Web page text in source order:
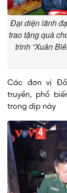
Đại diện lãnh
trao tặng quà
trình “Xuân
Các đơn vị
truyền, phổ
trong dịp này